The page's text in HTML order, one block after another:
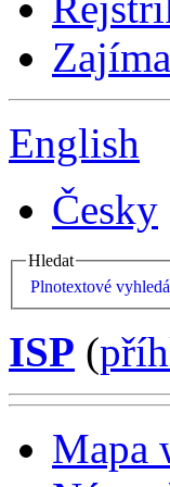
English
Česky
Hledat
Plnotextové
ISP (
Mapa